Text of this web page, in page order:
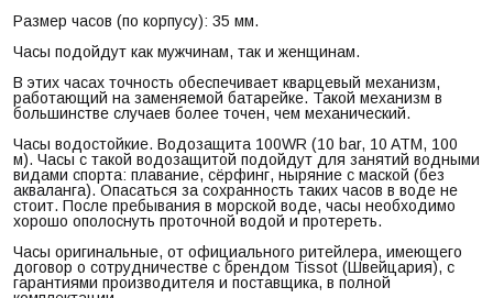
Размер часов (по корпусу): 35 мм.
Часы подойдут как мужчинам, так и женщинам.
В этих часах точность обеспечивает кварцевый механизм,
работающий на заменяемой батарейке. Такой механизм в
большинстве случаев более точен, чем механический.
Часы водостойкие. Водозащита 100WR (10 bar, 10 ATM, 100
м). Часы с такой водозащитой подойдут для занятий водными
видами спорта: плавание, сёрфинг, ныряние с маской (без
акваланга). Опасаться за сохранность таких часов в воде не
стоит. После пребывания в морской воде, часы необходимо
хорошо ополоснуть проточной водой и протереть.
Часы оригинальные, от официального ритейлера, имеющего
договор о сотрудничестве с брендом Tissot (Швейцария), с
гарантиями производителя и поставщика, в полной